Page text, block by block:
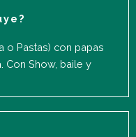
o Pastas) con papas
Con Show, baile y